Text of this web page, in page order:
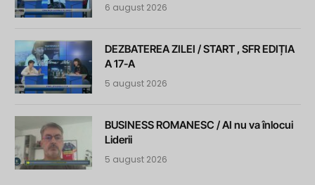
6 august 2026
DEZBATEREA ZILEI / START , SFR EDIȚIA
A 17-A
5 august 2026
BUSINESS ROMANESC / AI nu va înlocui
Liderii
5 august 2026